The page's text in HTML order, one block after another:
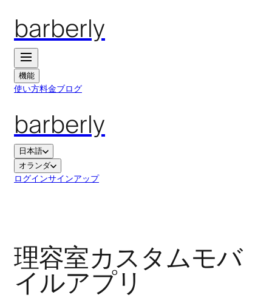
barberly
機能
使い方料金ブログ
barberly
日本語
オランダ
ログインサインアップ
理容室カスタムモバ
イルアプリ